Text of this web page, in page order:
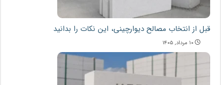
قبل از انتخاب مصالح دیوارچینی، این نکات را بدانید
۱۰ مرداد, ۱۴۰۵